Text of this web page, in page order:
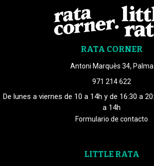
RATA CORNER
Antoni Marquès 34, Palma
971 214 622
De lunes a viernes de 10 a 14h y de 16:30 a
a 14h
Formulario de contacto
LITTLE RATA